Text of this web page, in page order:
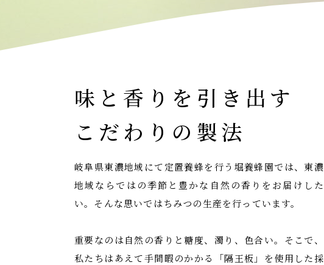
味と香りを引き出す
こだわりの製法
岐阜県東濃地域にて定置養蜂を行う堀養蜂園では、東濃
地域ならではの季節と豊かな自然の香りをお届けした
い。そんな思いではちみつの生産を行っています。
重要なのは自然の香りと糖度、濁り、色合い。そこで、
私たちはあえて手間暇のかかる「隔王板」を使用した採